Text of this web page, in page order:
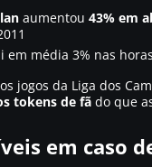
aumentou 43% em
em média 3% nas
jogos da Liga dos
tokens de fã do que
em caso